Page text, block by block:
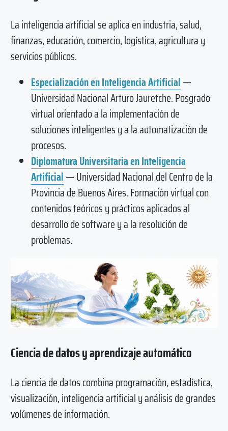
La inteligencia artificial se aplica en industria, salud,
finanzas, educación, comercio, logística, agricultura y
servicios públicos.
Especialización en Inteligencia Artificial—
Universidad Nacional Arturo Jauretche. Posgrado
virtual orientado a la implementación de
soluciones inteligentes y a la automatización de
procesos.
Diplomatura Universitaria en Inteligencia
Artificial— Universidad Nacional del Centro de la
Provincia de Buenos Aires. Formación virtual con
contenidos teóricos y prácticos aplicados al
desarrollo de software y a la resolución de
problemas.
Ciencia de datos y aprendizaje automático
La ciencia de datos combina programación, estadística,
visualización, inteligencia artificial y análisis de grandes
volúmenes de información.